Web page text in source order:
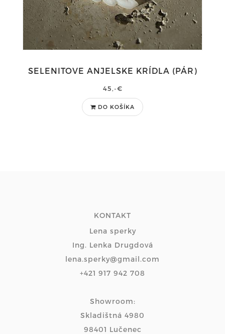
SELENITOVE ANJELSKE KRÍDLA (PÁR)
45,-€
DO KOŠÍKA
KONTAKT
Lena sperky
Ing. Lenka Drugdová
lena.sperky@gmail.com
+421 917 942 708
Showroom:
Skladištná 4980
98401 Lučenec